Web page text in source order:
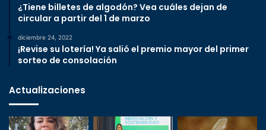
¿Tiene billetes de algodón? Vea cuáles dejan de
circular a partir del 1 de marzo
diciembre 24, 2022
¡Revise su lotería! Ya salió el premio mayor del primer
sorteo de consolación
Actualizaciones